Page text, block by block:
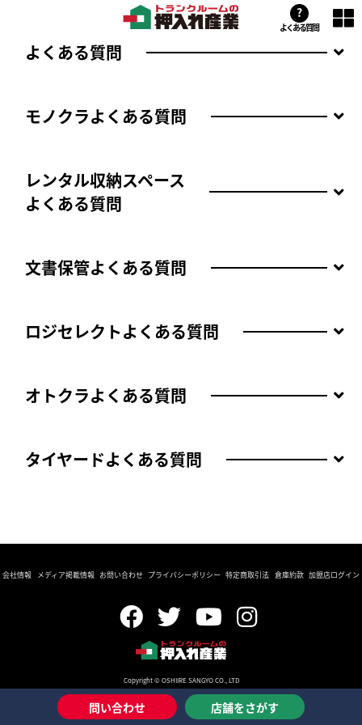
?
よくある質問
問い合わせ 店舗をさがす
よくある質問
モノクラよくある質問
レンタル収納スペース
よくある質問
文書保管よくある質問
ロジセレクトよくある質問
オトクラよくある質問
タイヤードよくある質問
会社情報 メディア掲載情報 お問い合わせ プライバシーポリシー 特定商取引法 倉庫約款 加盟店ログイン
Copyright © OSHIIRE SANGYO CO., LTD